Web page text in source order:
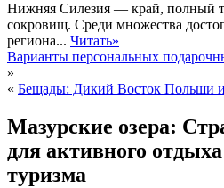
Нижняя Силезия — край, полный
сокровищ. Среди множества
региона... Читать»
Варианты персональных
»
« Бещады: Дикий Восток Польши и
Мазурские озера:
для активного
туризма